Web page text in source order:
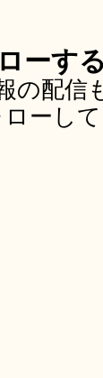
ーす
の配
ローし